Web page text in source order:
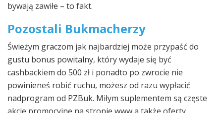
bywają zawiłe – to fakt.
Pozostali Bukmacherzy
Świeżym graczom jak najbardziej może przypaść do
gustu bonus powitalny, który wydaje się być
cashbackiem do 500 zł i ponadto po zwrocie nie
powinieneś robić ruchu, możesz od razu wypłacić
nadprogram od PZBuk. Miłym suplementem są częste